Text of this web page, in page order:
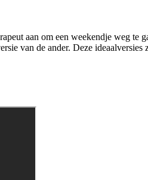
aan om een weekendje weg
van de ander. Deze